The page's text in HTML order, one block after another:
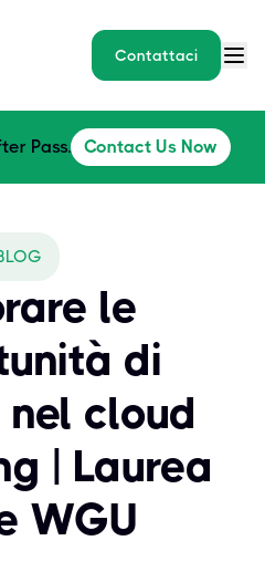
Contattaci
Pass. Contact Us Now
le
di
cloud
| Laurea
WGU